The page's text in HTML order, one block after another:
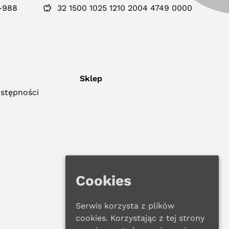
988 32 1500 1025 1210 2004 4749 0000
Sklep
Cookies
Serwis korzysta z plików
cookies. Korzystając z tej strony